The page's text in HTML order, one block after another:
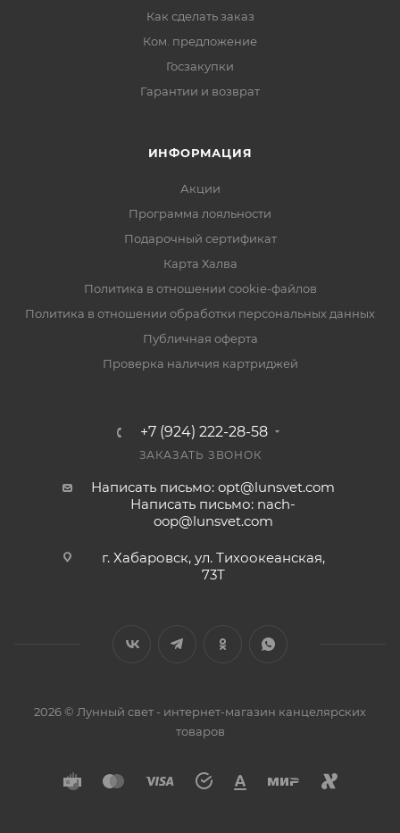
Как сделать заказ
Ком. предложение
Госзакупки
Гарантии и возврат
ИНФОРМАЦИЯ
Акции
Программа лояльности
Подарочный сертификат
Карта Халва
Политика в отношении cookie-файлов
Политика в отношении обработки персональных данных
Публичная оферта
Проверка наличия картриджей
+7 (924) 222-28-58
ЗАКАЗАТЬ ЗВОНОК
Написать письмо: opt@lunsvet.com
Написать письмо: nach-
oop@lunsvet.com
г. Хабаровск, ул. Тихоокеанская,
73Т
2026 © Лунный свет - интернет-магазин канцелярских
товаров